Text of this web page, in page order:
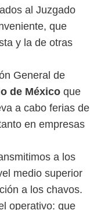
al Juzgado
que
y la de otras
General de
de México que
a cabo ferias de
en empresas
a los
medio superior
a los chavos.
operativo: que